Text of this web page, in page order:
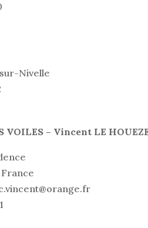
Nivelle
VOILES – Vincent LE